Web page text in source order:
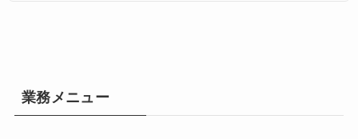
業務メニュー